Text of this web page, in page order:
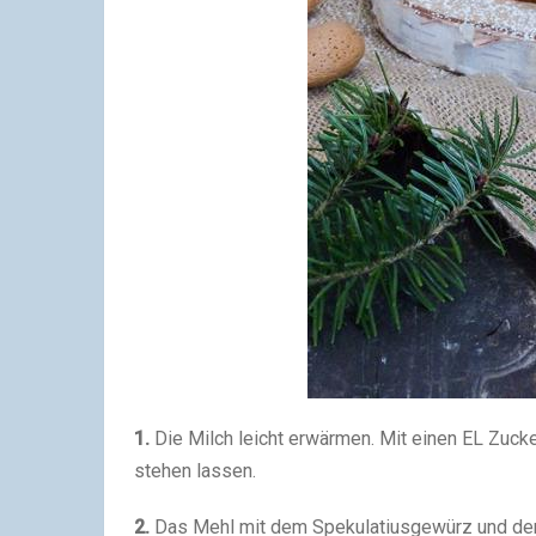
1. Die Milch leicht erwärmen. Mit einen EL
stehen lassen.
2. Das Mehl mit dem Spekulatiusgewürz und